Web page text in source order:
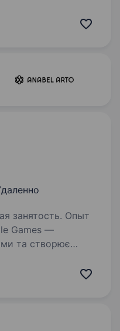
агенцій
занятость. Опыт
та створює
світу,